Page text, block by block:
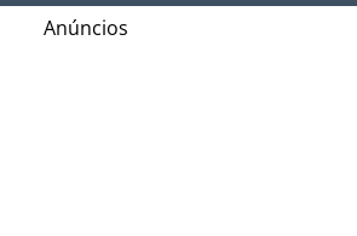
Anúncios